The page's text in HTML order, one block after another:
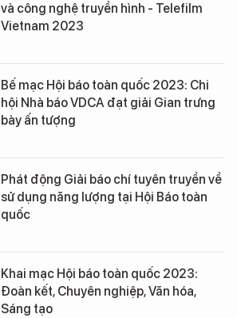
và công nghệ truyền hình - Telefilm
Vietnam 2023
Bế mạc Hội báo toàn quốc 2023: Chi
hội Nhà báo VDCA đạt giải Gian trưng
bày ấn tượng
Phát động Giải báo chí tuyên truyền về
sử dụng năng lượng tại Hội Báo toàn
quốc
Khai mạc Hội báo toàn quốc 2023:
Đoàn kết, Chuyên nghiệp, Văn hóa,
Sáng tạo